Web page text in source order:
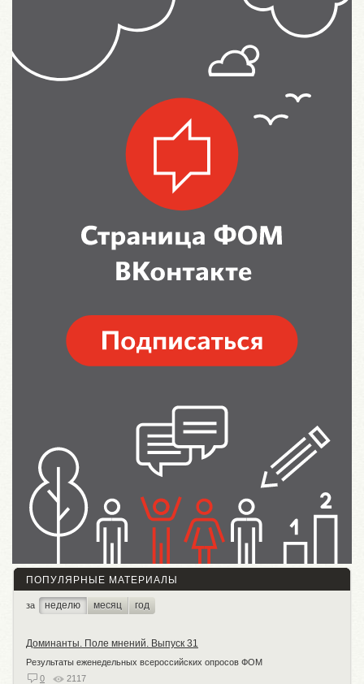
ПОПУЛЯРНЫЕ МАТЕРИАЛЫ
за неделю месяц год
Доминанты. Поле мнений. Выпуск 31
Результаты еженедельных всероссийских опросов ФОМ
0
2117